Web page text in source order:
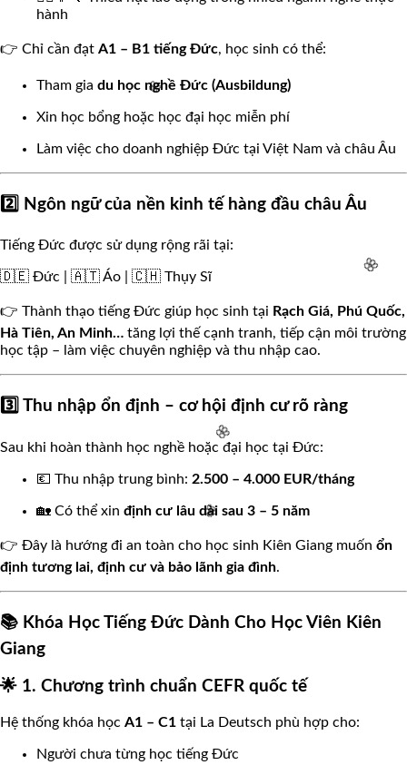
🌸
🌸
hành
👉 Chỉ cần đạt A1 – B1 tiếng Đức, học sinh có thể:
Tham gia du học nghề Đức (Ausbildung)
Xin học bổng hoặc học đại học miễn phí
Làm việc cho doanh nghiệp Đức tại Việt Nam và châu Âu
2️⃣ Ngôn ngữ của nền kinh tế hàng đầu châu Âu
Tiếng Đức được sử dụng rộng rãi tại:
🇩🇪 Đức | 🇦🇹 Áo | 🇨🇭 Thụy Sĩ
👉 Thành thạo tiếng Đức giúp học sinh tại Rạch Giá, Phú Quốc,
Hà Tiên, An Minh… tăng lợi thế cạnh tranh, tiếp cận môi trường
học tập – làm việc chuyên nghiệp và thu nhập cao.
3️⃣ Thu nhập ổn định – cơ hội định cư rõ ràng
Sau khi hoàn thành học nghề hoặc đại học tại Đức:
💶 Thu nhập trung bình: 2.500 – 4.000 EUR/tháng
🏡 Có thể xin định cư lâu dài sau 3 – 5 năm
👉 Đây là hướng đi an toàn cho học sinh Kiên Giang muốn ổn
định tương lai, định cư và bảo lãnh gia đình.
📚 Khóa Học Tiếng Đức Dành Cho Học Viên Kiên
Giang
🌟 1. Chương trình chuẩn CEFR quốc tế
Hệ thống khóa học A1 – C1 tại La Deutsch phù hợp cho:
Người chưa từng học tiếng Đức